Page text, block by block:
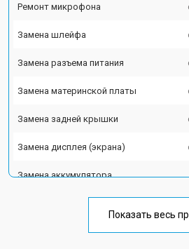
Ремонт микрофона
Замена шлейфа
Замена разъема питания
Замена материнской платы
Замена задней крышки
Замена дисплея (экрана)
Замена аккумулятора
Ремонт цепи питания
Показать весь